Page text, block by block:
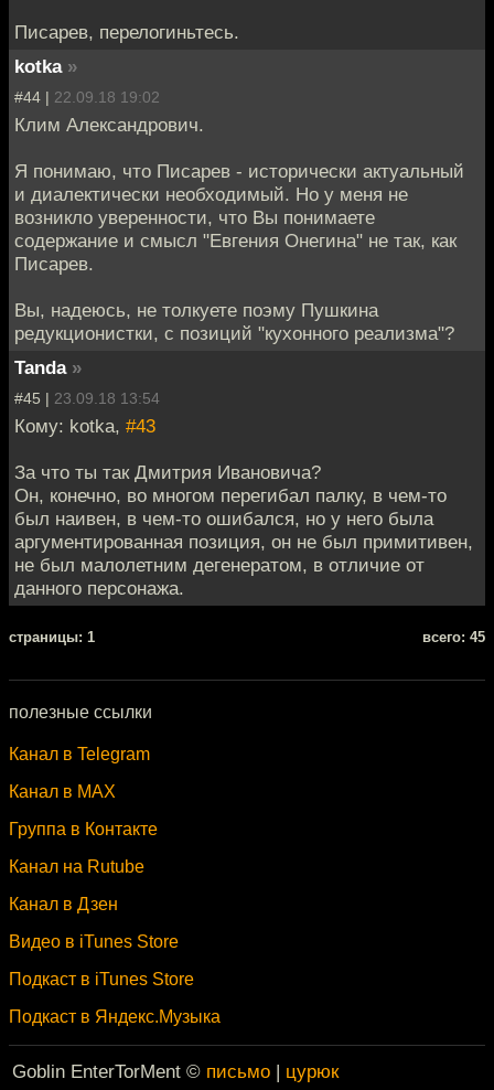
Писарев, перелогиньтесь.
kotka »
#44 | 22.09.18 19:02
Клим Александрович.
Я понимаю, что Писарев - исторически актуальный
и диалектически необходимый. Но у меня не
возникло уверенности, что Вы понимаете
содержание и смысл "Евгения Онегина" не так, как
Писарев.
Вы, надеюсь, не толкуете поэму Пушкина
редукционистки, с позиций "кухонного реализма"?
Tanda »
#45 | 23.09.18 13:54
Кому: kotka, #43
За что ты так Дмитрия Ивановича?
Он, конечно, во многом перегибал палку, в чем-то
был наивен, в чем-то ошибался, но у него была
аргументированная позиция, он не был примитивен,
не был малолетним дегенератом, в отличие от
данного персонажа.
cтраницы: 1 всего: 45
полезные ссылки
Канал в Telegram
Канал в MAX
Группа в Контакте
Канал на Rutube
Канал в Дзен
Видео в iTunes Store
Подкаст в iTunes Store
Подкаст в Яндекс.Музыка
Goblin EnterTorMent © письмо | цурюк